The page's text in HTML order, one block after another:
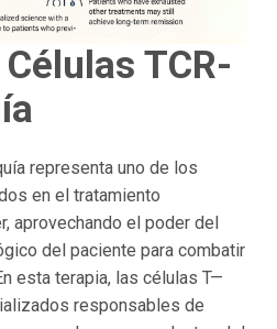
TCR-
representa uno de los
en el tratamiento
aprovechando el poder del
del paciente para combatir
esta terapia, las células T—
responsables de